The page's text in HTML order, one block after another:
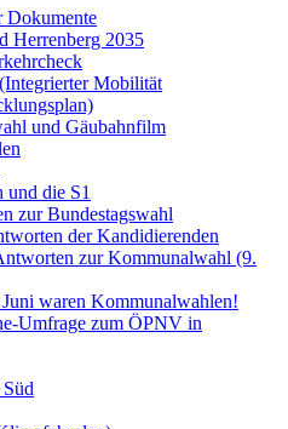
Dokumente
Herrenberg 2035
Mobilität
und Gäubahnfilm
und die S1
zur Bundestagswahl
der Kandidierenden
zur Kommunalwahl (9.
waren Kommunalwahlen!
Umfrage zum ÖPNV in